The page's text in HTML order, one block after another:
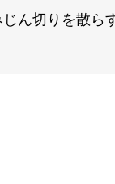
ん切りを散ら